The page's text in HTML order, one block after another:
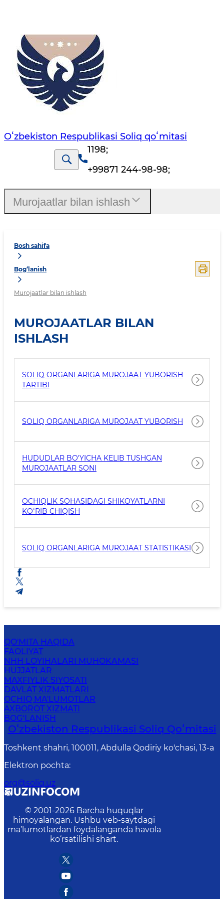
Oʻzbekiston Respublikasi Soliq qoʻmitasi
1198;
+99871 244-98-98;
Bosh sahifa
Bog‘lanish
Murojaatlar bilan ishlash
MUROJAATLAR BILAN
ISHLASH
SOLIQ ORGANLARIGA MUROJAAT YUBORISH
TARTIBI
SOLIQ ORGANLARIGA MUROJAAT YUBORISH
HUDUDLAR BO'YICHA KELIB TUSHGAN
MUROJAATLAR SONI
OCHIQLIK SOHASIDAGI SHIKOYATLARNI
KOʻRIB CHIQISH
SOLIQ ORGANLARIGA MUROJAAT STATISTIKASI
Murojaatlar bilan ishlash
QO'MITA HAQIDA
FAOLIYAT
NHH LOYIHALARI MUHOKAMASI
HUJJATLAR
MAXFIYLIK SIYOSATI
DAVLAT XIZMATLARI
OCHIQ MA'LUMOTLAR
AXBOROT XIZMATI
BOG‘LANISH
Oʻzbekiston Respublikasi Soliq Qoʻmitasi
Toshkent shahri, 100011, Abdulla Qodiriy ko'chasi, 13-a
Elektron pochta:
org@soliq.uz
© 2001-2026 Barcha huquqlar
himoyalangan. Ushbu veb-saytdagi
ma’lumotlardan foydalanganda havola
ko‘rsatilishi shart.